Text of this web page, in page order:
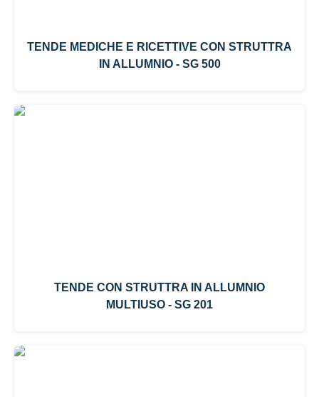
TENDE MEDICHE E RICETTIVE CON STRUTTRA
IN ALLUMNIO - SG 500
TENDE CON STRUTTRA IN ALLUMNIO
MULTIUSO - SG 201